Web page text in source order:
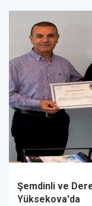
Şemdinli ve
Yüksekova'da